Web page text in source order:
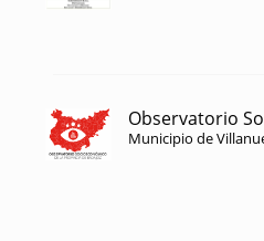
Observatorio
Municipio de